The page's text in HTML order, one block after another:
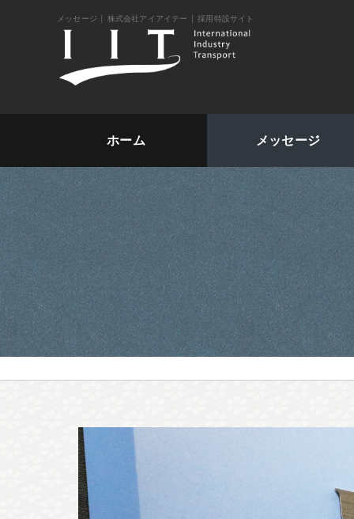
メッセージ | 株式会社アイアイテー | 採用特設サイト
ホーム メッセージ